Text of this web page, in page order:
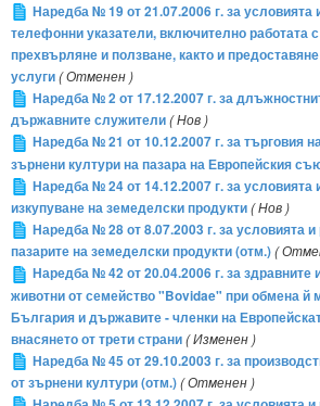
Наредба № 19 от 21.07.2006 г. за условията
телефонни указатели, включително работата
прехвърляне и ползване, както и
услуги( Отменен )
Наредба № 2 от 17.12.2007 г. за
държавните служители( Нов )
Наредба № 21 от 10.12.2007 г. за търговия
зърнени култури на пазара на Европейския
Наредба № 24 от 14.12.2007 г. за условията
изкупуване на земеделски продукти( Нов )
Наредба № 28 от 8.07.2003 г. за условията
пазарите на земеделски продукти (отм.)(
Наредба № 42 от 20.04.2006 г. за здравните
животни от семейство "Bovidae" при обмена й
България и държавите - членки на
внасянето от трети страни( Изменен )
Наредба № 45 от 29.10.2003 г. за
от зърнени култури (отм.)( Отменен )